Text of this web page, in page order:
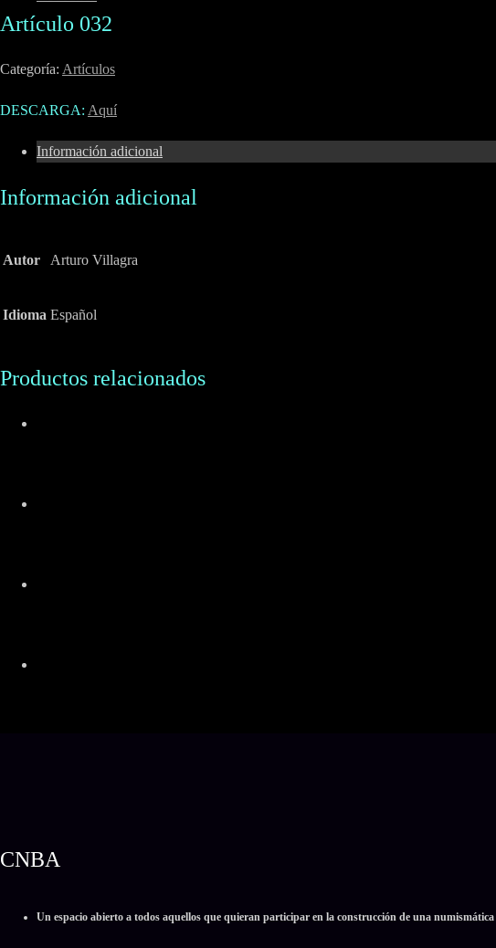
Artículo 032
Categoría: Artículos
DESCARGA: Aquí
Información adicional
Información adicional
Autor Arturo Villagra
Idioma Español
Productos relacionados
CNBA
Un espacio abierto a todos aquellos que quieran participar en la construcción de una